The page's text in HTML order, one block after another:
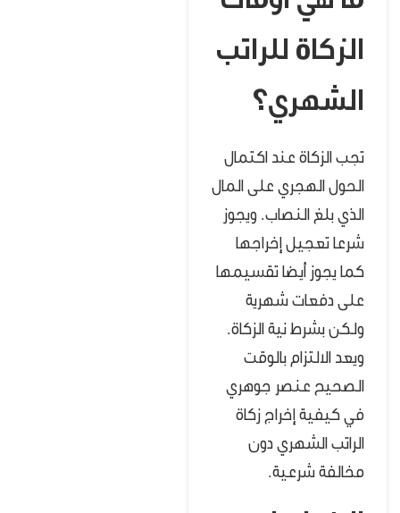
الزكاة للراتب
الشهري؟
تجب الزكاة عند اكتمال
الحول الهجري على المال
الذي بلغ النصاب. ويجوز
شرعا تعجيل إخراجها
كما يجوز أيضا تقسيمها
على دفعات شهرية
ولكن بشرط نية الزكاة.
ويعد الالتزام بالوقت
الصحيح عنصر جوهري
في كيفية إخراج زكاة
الراتب الشهري دون
مخالفة شرعية.